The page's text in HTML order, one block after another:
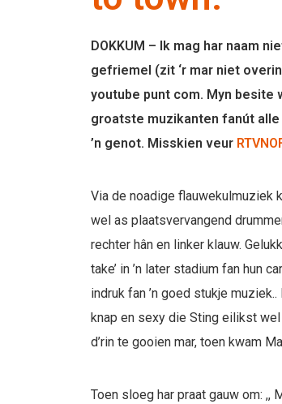
DOKKUM – Ik mag har naam
gefriemel (zit ‘r mar niet
youtube punt com. Myn besite
groatste muzikanten fanút
’n genot. Misskien veur
Via de noadige flauwekulmuziek
wel as plaatsvervangend
rechter hân en linker klauw.
take’ in ’n later stadium fan hun
indruk fan ’n goed stukje
knap en sexy die Sting eilikst
d’rin te gooien mar, toen kwam
Toen sloeg har praat gauw om: